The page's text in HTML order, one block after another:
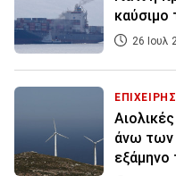
καύσιμο
26 Ιουλ
άνω των
εξάμηνο